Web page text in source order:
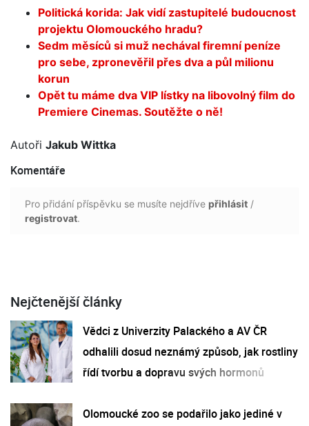
Politická korida: Jak vidí zastupitelé budoucnost
projektu Olomouckého hradu?
Sedm měsíců si muž nechával firemní peníze
pro sebe, zpronevěřil přes dva a půl milionu
korun
Opět tu máme dva VIP lístky na libovolný film do
Premiere Cinemas. Soutěžte o ně!
Autoři Jakub Wittka
Komentáře
Pro přidání příspěvku se musíte nejdříve přihlásit /
registrovat.
Nejčtenější články
Vědci z Univerzity Palackého a AV ČR
odhalili dosud neznámý způsob, jak rostliny
řídí tvorbu a dopravu svých hormonů
Olomoucké zoo se podařilo jako jediné v